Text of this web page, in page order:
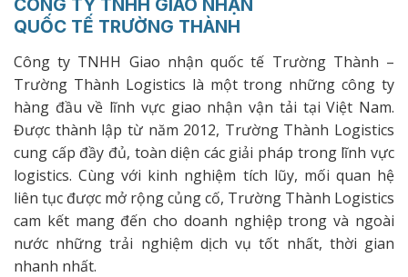
CÔNG TY TNHH GIAO NHẬN
QUỐC TẾ TRƯỜNG THÀNH
Công ty TNHH Giao nhận quốc tế Trường Thành –
Trường Thành Logistics là một trong những công ty
hàng đầu về lĩnh vực giao nhận vận tải tại Việt Nam.
Được thành lập từ năm 2012, Trường Thành Logistics
cung cấp đầy đủ, toàn diện các giải pháp trong lĩnh vực
logistics. Cùng với kinh nghiệm tích lũy, mối quan hệ
liên tục được mở rộng củng cố, Trường Thành Logistics
cam kết mang đến cho doanh nghiệp trong và ngoài
nước những trải nghiệm dịch vụ tốt nhất, thời gian
nhanh nhất.